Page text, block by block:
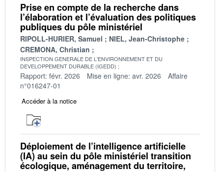
Prise en compte de la recherche dans
l’élaboration et l’évaluation des politiques
publiques du pôle ministériel
RIPOLL-HURIER, Samuel
NIEL, Jean-Christophe
CREMONA, Christian
INSPECTION GENERALE DE L'ENVIRONNEMENT ET DU
DEVELOPPEMENT DURABLE (IGEDD)
Rapport: févr. 2026 Mise en ligne: avr. 2026
Affaire
n°016247-01
Accéder à la notice
Déploiement de l’intelligence artificielle
(IA) au sein du pôle ministériel transition
écologique, aménagement du territoire,